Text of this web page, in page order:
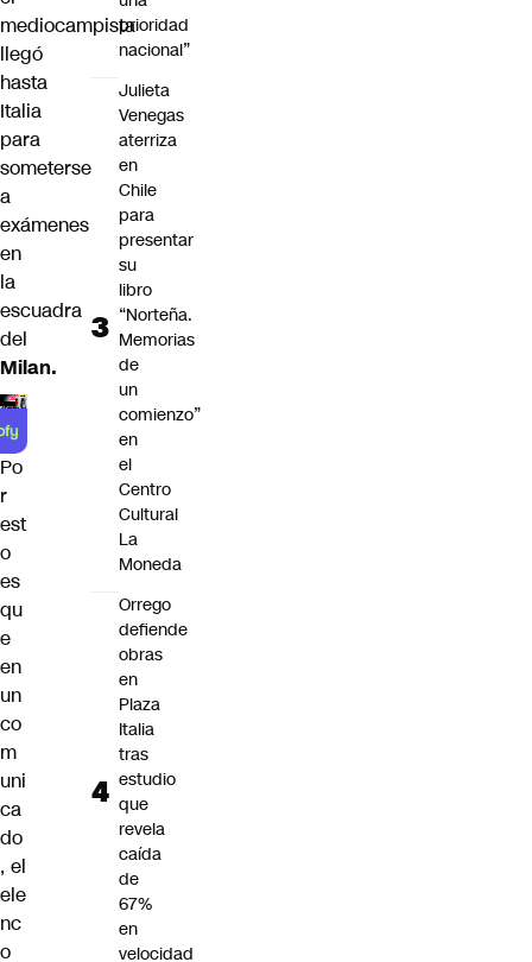
mediocampista
llegó
hasta
Italia
para
someterse
a
exámenes
en
la
escuadra
del
Milan.
Po
r
est
o
es
qu
e
en
un
co
m
uni
ca
do
, el
ele
nc
o
prioridad
nacional”
Julieta
Venegas
aterriza
en
Chile
para
presentar
su
libro
“Norteña.
Memorias
de
un
comienzo”
en
el
Centro
Cultural
La
Moneda
Orrego
defiende
obras
en
Plaza
Italia
tras
estudio
que
revela
caída
de
67%
en
velocidad